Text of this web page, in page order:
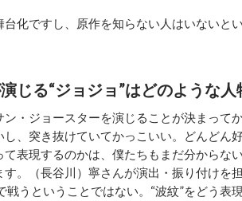
化ですし、原作を知らない人はいないと
じる“ジョジョ”はどのような人
・ジョースターを演じることが決まって
し、突き抜けていてかっこいい。どんどん
て表現するのかは、僕たちもまだ分からな
す。（長谷川）寧さんが演出・振り付けを
戦うということではない。“波紋”をどう